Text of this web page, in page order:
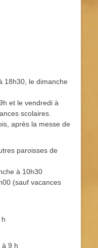
18h30, le dimanche
et le vendredi à
scolaires.
après la messe de
paroisses de
à 10h30
(sauf vacances
à 9 h